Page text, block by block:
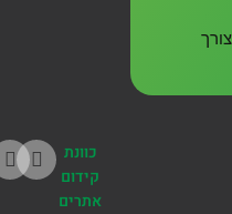
כוונת
קידום
אתרים